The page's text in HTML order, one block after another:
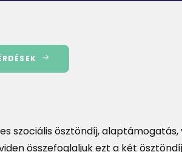
szociális ösztöndíj,
összefoglaljuk ezt a két